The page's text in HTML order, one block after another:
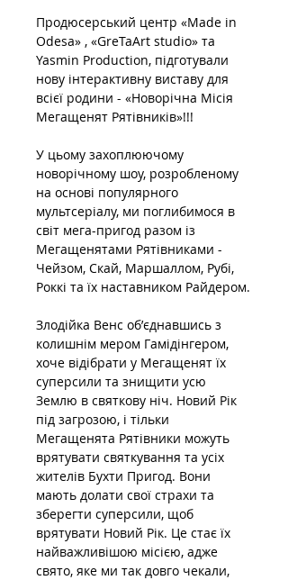
Продюсерський центр «Made in
Odesa» , «GreTaArt studio» та
Yasmin Production, підготували
нову інтерактивну виставу для
всієї родини - «Новорічна Місія
Мегащенят Рятівників»!!!
У цьому захоплюючому
новорічному шоу, розробленому
на основі популярного
мультсеріалу, ми поглибимося в
світ мега-пригод разом із
Мегащенятами Рятівниками -
Чейзом, Скай, Маршаллом, Рубі,
Роккі та їх наставником Райдером.
Злодійка Венс обʼєднавшись з
колишнім мером Гамідінгером,
хоче відібрати у Мегащенят їх
суперсили та знищити усю
Землю в святкову ніч. Новий Рік
під загрозою, і тільки
Мегащенята Рятівники можуть
врятувати святкування та усіх
жителів Бухти Пригод. Вони
мають долати свої страхи та
зберегти суперсили, щоб
врятувати Новий Рік. Це стає їх
найважливішою місією, адже
свято, яке ми так довго чекали,